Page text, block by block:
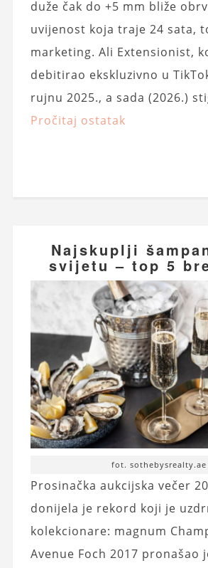
duže čak do +5 mm bliže
uvijenost koja traje 24 sata,
marketing. Ali Extensionist,
debitirao ekskluzivno u
rujnu 2025., a sada (2026.)
Pročitaj ostatak
Najskuplji
svijetu – top 5
fot. sothebysrealty.ae
Prosinačka aukcijska večer
donijela je rekord koji je
kolekcionare: magnum
Avenue Foch 2017 pronašao